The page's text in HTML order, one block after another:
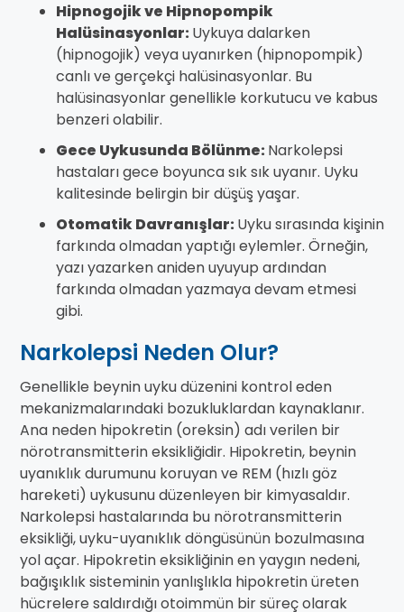
Hipnogojik ve Hipnopompik
Halüsinasyonlar:Uykuya dalarken
(hipnogojik) veya uyanırken (hipnopompik)
canlı ve gerçekçi halüsinasyonlar. Bu
halüsinasyonlar genellikle korkutucu ve kabus
benzeri olabilir.
Gece Uykusunda Bölünme:Narkolepsi
hastaları gece boyunca sık sık uyanır. Uyku
kalitesinde belirgin bir düşüş yaşar.
Otomatik Davranışlar:Uyku sırasında kişinin
farkında olmadan yaptığı eylemler. Örneğin,
yazı yazarken aniden uyuyup ardından
farkında olmadan yazmaya devam etmesi
gibi.
Narkolepsi Neden Olur?
Genellikle beynin uyku düzenini kontrol eden
mekanizmalarındaki bozukluklardan kaynaklanır.
Ana neden hipokretin (oreksin) adı verilen bir
nörotransmitterin eksikliğidir. Hipokretin, beynin
uyanıklık durumunu koruyan ve REM (hızlı göz
hareketi) uykusunu düzenleyen bir kimyasaldır.
Narkolepsi hastalarında bu nörotransmitterin
eksikliği, uyku-uyanıklık döngüsünün bozulmasına
yol açar. Hipokretin eksikliğinin en yaygın nedeni,
bağışıklık sisteminin yanlışlıkla hipokretin üreten
hücrelere saldırdığı otoimmün bir süreç olarak